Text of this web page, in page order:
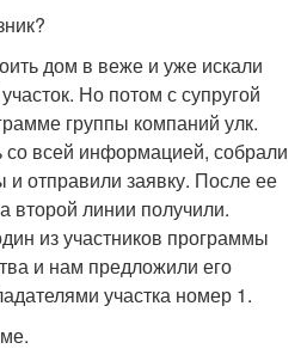
дом в веже и уже искали
Но потом с супругой
группы компаний улк.
всей информацией, собрали
отправили заявку. После ее
второй линии получили.
из участников программы
и нам предложили его
участка номер 1.